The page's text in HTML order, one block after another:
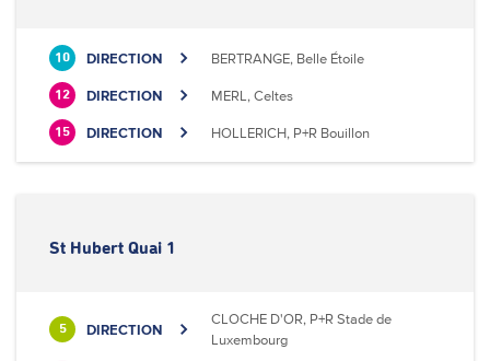
10 DIRECTION BERTRANGE, Belle Étoile
12 DIRECTION MERL, Celtes
15 DIRECTION HOLLERICH, P+R Bouillon
St Hubert Quai 1
5 DIRECTION
CLOCHE D'OR, P+R Stade de
Luxembourg